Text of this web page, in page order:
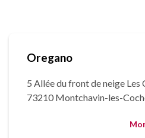
Oregano
5 Allée du front de neige Les
73210 Montchavin-les-